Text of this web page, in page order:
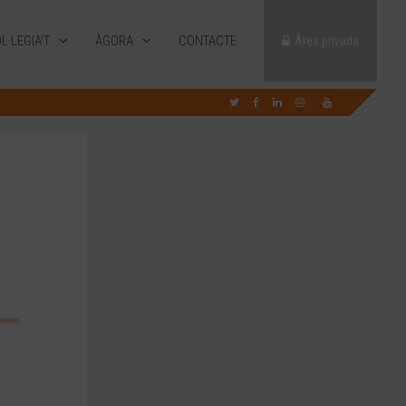
ÀGORA CONTACTE